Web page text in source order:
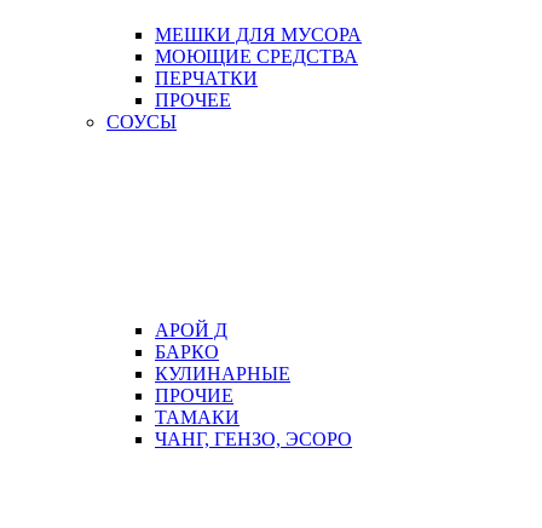
МЕШКИ ДЛЯ МУСОРА
МОЮЩИЕ СРЕДСТВА
ПЕРЧАТКИ
ПРОЧЕЕ
СОУСЫ
АРОЙ Д
БАРКО
КУЛИНАРНЫЕ
ПРОЧИЕ
ТАМАКИ
ЧАНГ, ГЕНЗО, ЭСОРО